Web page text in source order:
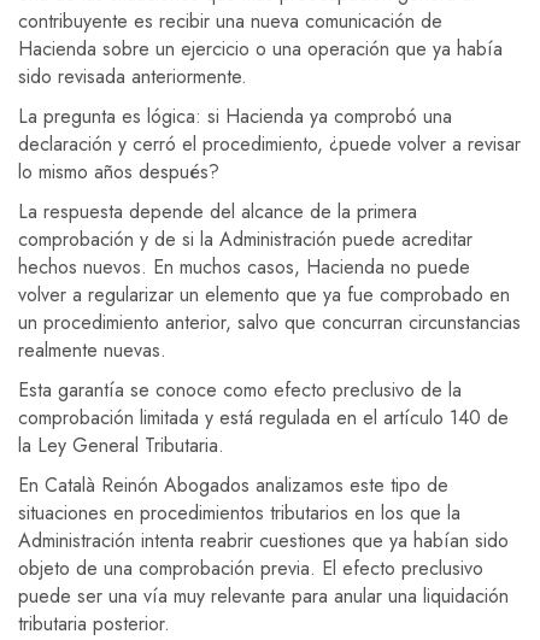
contribuyente es recibir una nueva comunicación de
Hacienda sobre un ejercicio o una operación que ya había
sido revisada anteriormente.
La pregunta es lógica: si Hacienda ya comprobó una
declaración y cerró el procedimiento, ¿puede volver a revisar
lo mismo años después?
La respuesta depende del alcance de la primera
comprobación y de si la Administración puede acreditar
hechos nuevos. En muchos casos, Hacienda no puede
volver a regularizar un elemento que ya fue comprobado en
un procedimiento anterior, salvo que concurran circunstancias
realmente nuevas.
Esta garantía se conoce como efecto preclusivo de la
comprobación limitada y está regulada en el artículo 140 de
la Ley General Tributaria.
En Català Reinón Abogados analizamos este tipo de
situaciones en procedimientos tributarios en los que la
Administración intenta reabrir cuestiones que ya habían sido
objeto de una comprobación previa. El efecto preclusivo
puede ser una vía muy relevante para anular una liquidación
tributaria posterior.